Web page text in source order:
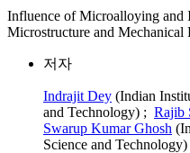
Influence of Microalloying and
Microstructure and Mechanical
저자
Indrajit Dey (Indian
and Technology) ; Rajib
Swarup Kumar Ghosh
Science and Technology)